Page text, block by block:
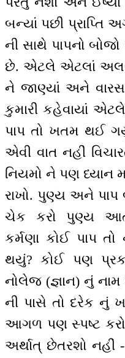
બન્યાં પછી પ્રાપ્તિ
ની સાથે પાપનો
છે. એટલે એટલાં
ને જાણ્યાં અને
કુમારી કહેવાયાં
પાપ તો ખતમ થઈ
એવી વાત નહીં
નિયમો ને પણ ધ્યાન
રાખો. પુણ્ય અને પાપ
ચેક કરો પુણ્ય
કર્મણા કોઈ પાપ
થયું? કોઈ પણ
નોલેજ (જ્ઞાન) નું નામ
ની પાસે તો દરેક નું
આગળ પણ સ્પષ્ટ
અર્થાત્ છેતરશો